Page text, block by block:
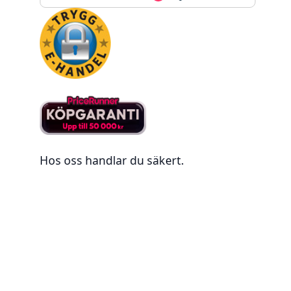
Hos oss handlar du säkert.